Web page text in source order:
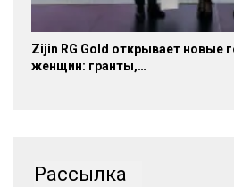
Zijin RG Gold открывает новые
женщин: гранты,…
Рассылка